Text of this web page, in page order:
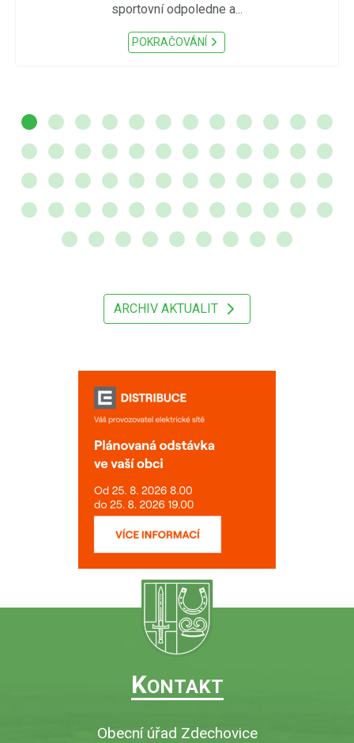
sportovní odpoledne a...
POKRAČOVÁNÍ
ARCHIV AKTUALIT
KONTAKT
Obecní úřad Zdechovice